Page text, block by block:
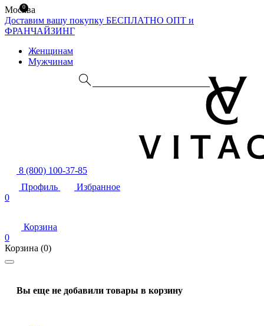
Москва
Доставим вашу покупку БЕСПЛАТНО ОПТ и
ФРАНЧАЙЗИНГ
Женщинам
Мужчинам
8 (800) 100-37-85
Профиль
Избранное
0
Корзина
0
Корзина (0)
Вы еще не добавили товары в корзину
0